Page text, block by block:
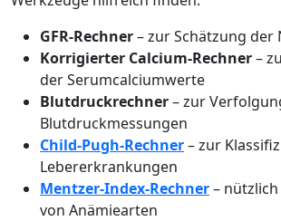
GFR-Rechner– zur Schätzung
Korrigierter Calcium-Rechner–
der Serumcalciumwerte
Blutdruckrechner– zur
Blutdruckmessungen
Child-Pugh-Rechner– zur
Lebererkrankungen
Mentzer-Index-Rechner–
von Anämiearten